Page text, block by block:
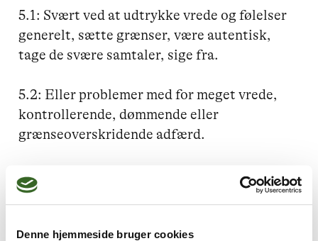
Denne hjemmeside bruger cookies
5.1: Svært ved at udtrykke vrede og følelser
generelt, sætte grænser, være autentisk,
tage de svære samtaler, sige fra.
5.2: Eller problemer med for meget vrede,
kontrollerende, dømmende eller
grænseoverskridende adfærd.
Metoder:
Arbejder med Gestaltterapi, autentisk